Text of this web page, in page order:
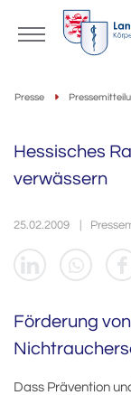
Presse
Hessisches
verwässern
25.02.2009
Förderung
Dass Prävention